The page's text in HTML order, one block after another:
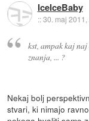
IceIceBaby
::30. maj 2011,
kst, ampak kaj
znanja, ... ?
Nekaj bolj
stvari, ki nimajo